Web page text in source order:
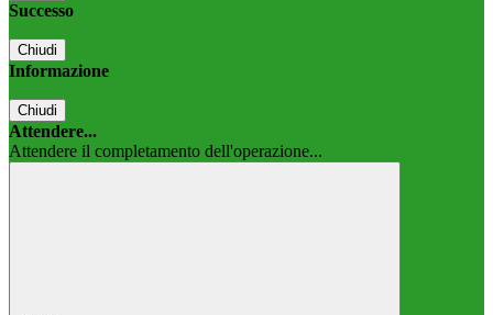
Successo
Chiudi
Informazione
Chiudi
Attendere...
Attendere il completamento dell'operazione...